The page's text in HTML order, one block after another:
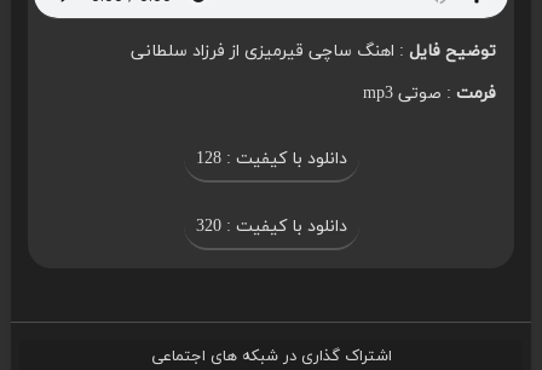
توضیح فایل: اهنگ ساچی قیرمیزی از فرزاد سلطانی
فرمت: صوتی mp3
دانلود با کیفیت : 128
دانلود با کیفیت : 320
اشتراک گذاری در شبکه های اجتماعی